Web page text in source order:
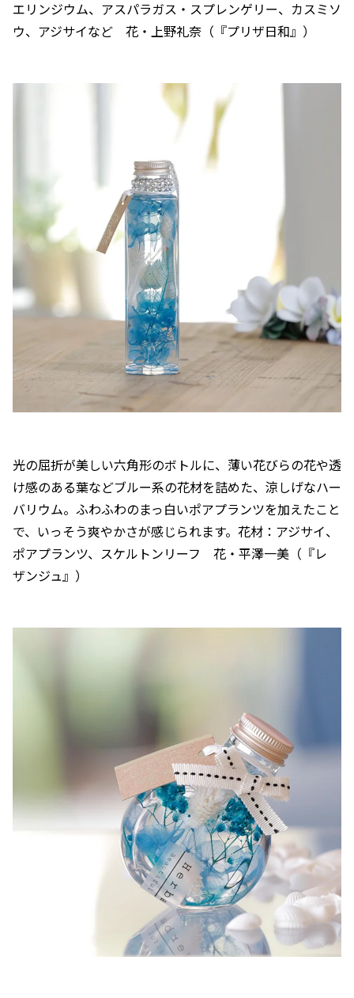
エリンジウム、アスパラガス・スプレンゲリー、カスミソ
ウ、アジサイなど 花・上野礼奈（『プリザ日和』）
光の屈折が美しい六角形のボトルに、薄い花びらの花や透
け感のある葉などブルー系の花材を詰めた、涼しげなハー
バリウム。ふわふわのまっ白いポアプランツを加えたこと
で、いっそう爽やかさが感じられます。花材：アジサイ、
ポアプランツ、スケルトンリーフ 花・平澤一美（『レ
ザンジュ』）